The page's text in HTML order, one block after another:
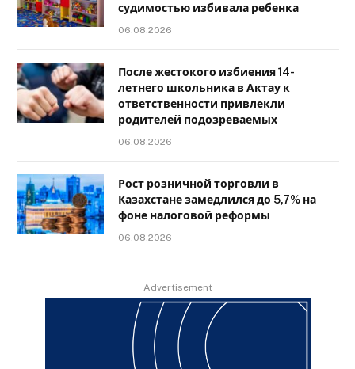
судимостью избивала ребенка
06.08.2026
После жестокого избиения 14-
летнего школьника в Актау к
ответственности привлекли
родителей подозреваемых
06.08.2026
Рост розничной торговли в
Казахстане замедлился до 5,7% на
фоне налоговой реформы
06.08.2026
Advertisement